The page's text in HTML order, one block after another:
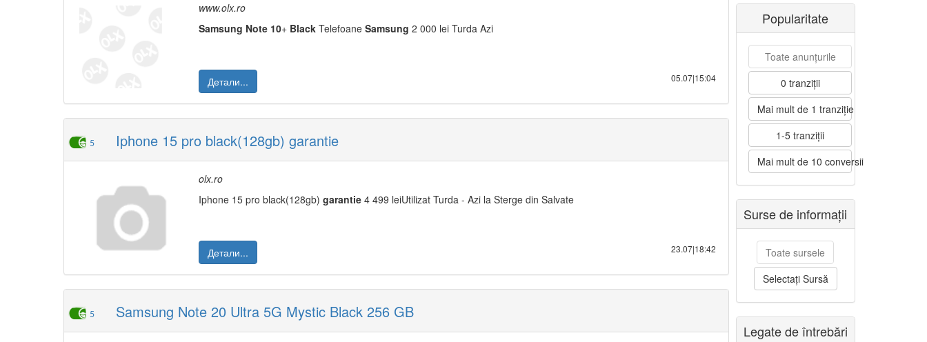
www.olx.ro
Samsung Note 10+ Black Telefoane Samsung 2 000 lei Turda Azi
Детали... 05.07|15:04
5 Iphone 15 pro black(128gb) garantie
olx.ro
Iphone 15 pro black(128gb) garantie 4 499 leiUtilizat Turda - Azi la Sterge din Salvate
Детали... 23.07|18:42
5 Samsung Note 20 Ultra 5G Mystic Black 256 GB
Popularitate
Toate anunțurile
0 tranziții
Mai mult de 1 tranziție
1-5 tranziții
Mai mult de 10 conversii
Surse de informații
Toate sursele
Selectați Sursă
Legate de întrebări